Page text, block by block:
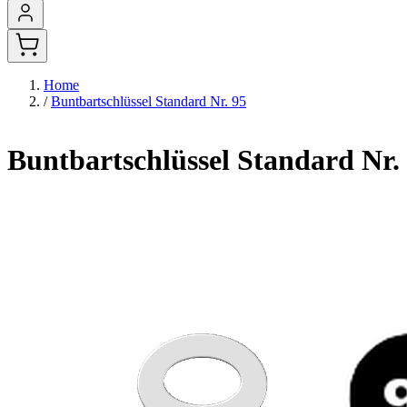
Home
/ Buntbartschlüssel Standard Nr. 95
Buntbartschlüssel Standard Nr.